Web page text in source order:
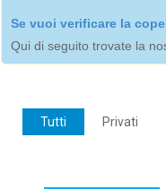
Se vuoi verificare la
Qui di seguito trovate la
Tutti Privati